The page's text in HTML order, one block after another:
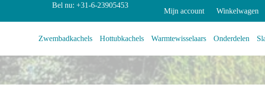
Bel nu: +31-6-23905453
Mijn account Winkelwagen
Zwembadkachels Hottubkachels Warmtewisselaars Onderdelen